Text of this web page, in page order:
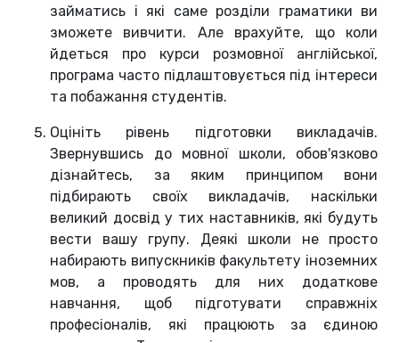
займатись і які саме розділи граматики ви
зможете вивчити. Але врахуйте, що коли
йдеться про курси розмовної англійської,
програма часто підлаштовується під інтереси
та побажання студентів.
Оцініть рівень підготовки викладачів.
Звернувшись до мовної школи, обов'язково
дізнайтесь, за яким принципом вони
підбирають своїх викладачів, наскільки
великий досвід у тих наставників, які будуть
вести вашу групу. Деякі школи не просто
набирають випускників факультету іноземних
мов, а проводять для них додаткове
навчання, щоб підготувати справжніх
професіоналів, які працюють за єдиною